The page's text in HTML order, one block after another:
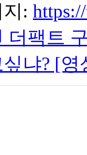
:
더팩트
싶냐? [